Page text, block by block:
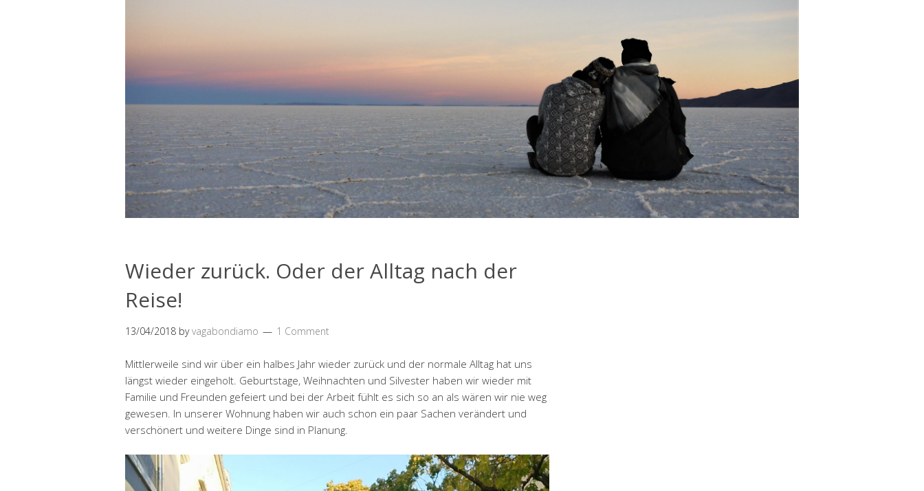
Wieder zurück. Oder der Alltag nach der
Reise!
13/04/2018 byvagabondiamo 1 Comment
Mittlerweile sind wir über ein halbes Jahr wieder zurück und der normale Alltag hat uns
längst wieder eingeholt. Geburtstage, Weihnachten und Silvester haben wir wieder mit
Familie und Freunden gefeiert und bei der Arbeit fühlt es sich so an als wären wir nie weg
gewesen. In unserer Wohnung haben wir auch schon ein paar Sachen verändert und
verschönert und weitere Dinge sind in Planung.